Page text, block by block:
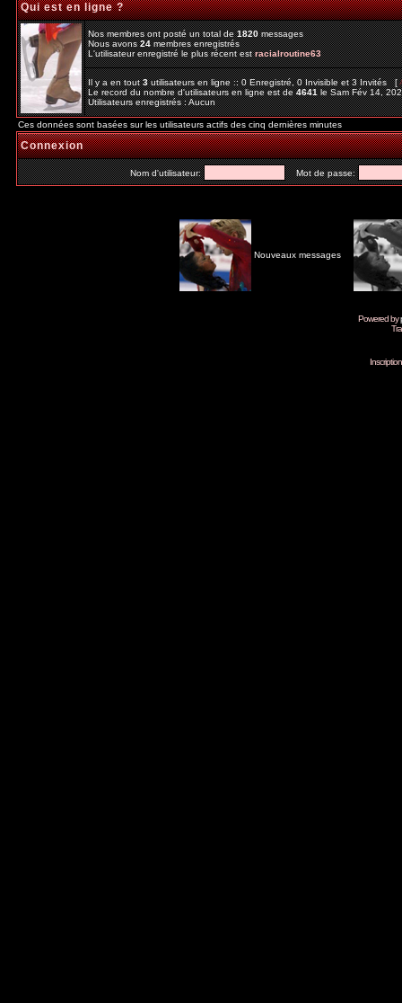
Qui est en ligne ?
Nos membres ont posté un total de1820messages
Nous avons24membres enregistrés
L'utilisateur enregistré le plus récent estracialroutine63
Il y a en tout3utilisateurs en ligne :: 0 Enregistré, 0 Invisible et 3 Invités [
Le record du nombre d'utilisateurs en ligne est de4641le Sam Fév 14,
Utilisateurs enregistrés : Aucun
Ces données sont basées sur les utilisateurs actifs des cinq dernières minutes
Connexion
Nom d'utilisateur: Mot de passe:
Nouveaux messages
Powered by